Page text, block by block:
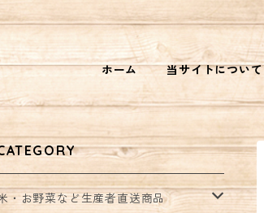
ホーム 当サイトについて
・お野菜など生産者直送商品